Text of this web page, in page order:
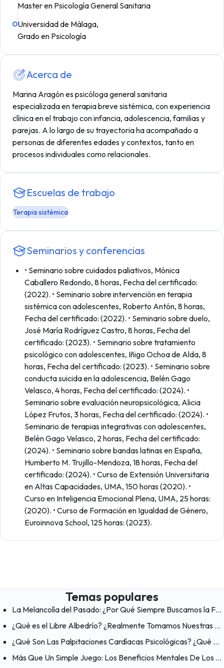
Master en Psicología General Sanitaria
Universidad de Málaga,
Grado en Psicología
Acerca de
Marina Aragón es psicóloga general sanitaria
especializada en terapia breve sistémica, con experiencia
clínica en el trabajo con infancia, adolescencia, familias y
parejas. A lo largo de su trayectoria ha acompañado a
personas de diferentes edades y contextos, tanto en
procesos individuales como relacionales.
Escuelas de trabajo
Terapia sistémica
Seminarios y conferencias
• Seminario sobre cuidados paliativos, Mónica
Caballero Redondo, 8 horas, Fecha del certificado:
(2022). • Seminario sobre intervención en terapia
sistémica con adolescentes, Roberto Antón, 8 horas,
Fecha del certificado: (2022). • Seminario sobre duelo,
José María Rodríguez Castro, 8 horas, Fecha del
certificado: (2023). • Seminario sobre tratamiento
psicológico con adolescentes, Iñigo Ochoa de Alda, 8
horas, Fecha del certificado: (2023). • Seminario sobre
conducta suicida en la adolescencia, Belén Gago
Velasco, 4 horas, Fecha del certificado: (2024). •
Seminario sobre evaluación neuropsicológica, Alicia
López Frutos, 3 horas, Fecha del certificado: (2024). •
Seminario de terapias integrativas con adolescentes,
Belén Gago Velasco, 2 horas, Fecha del certificado:
(2024). • Seminario sobre bandas latinas en España,
Humberto M. Trujillo-Mendoza, 18 horas, Fecha del
certificado: (2024). • Curso de Extensión Universitaria
en Altas Capacidades, UMA, 150 horas (2020). •
Curso en Inteligencia Emocional Plena, UMA, 25 horas:
(2020). • Curso de Formación en Igualdad de Género,
Euroinnova School, 125 horas: (2023).
Temas populares
La Melancolía del Pasado: ¿Por Qué Siempre Buscamos la Felicidad en los «Viejos Tiempos»?
¿Qué es el Libre Albedrío? ¿Realmente Tomamos Nuestras Propias Decisiones?
¿Qué Son Las Palpitaciones Cardíacas Psicológicas? ¿Qué Ayuda A Aliviar Las Palpitaciones?
Más Que Un Simple Juego: Los Beneficios Mentales De Los Videojuegos